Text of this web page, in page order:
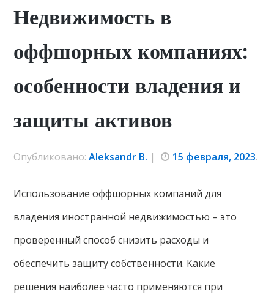
Недвижимость в
оффшорных компаниях:
особенности владения и
защиты активов
Опубликовано:Aleksandr B. | 15 февраля, 2023.
Использование оффшорных компаний для
владения иностранной недвижимостью – это
проверенный способ снизить расходы и
обеспечить защиту собственности. Какие
решения наиболее часто применяются при